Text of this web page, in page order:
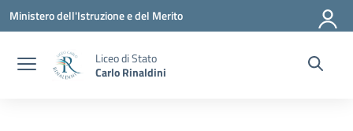
Vai ai contenuti
Vai al menu di navigazione
Vai al footer
Ministero dell'Istruzione e del Merito
Liceo di Stato
Carlo Rinaldini